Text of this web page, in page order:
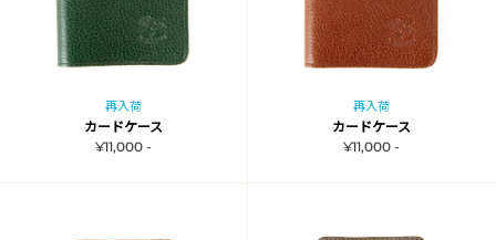
再入荷
カードケース
¥11,000 -
再入荷
カードケース
¥11,000 -